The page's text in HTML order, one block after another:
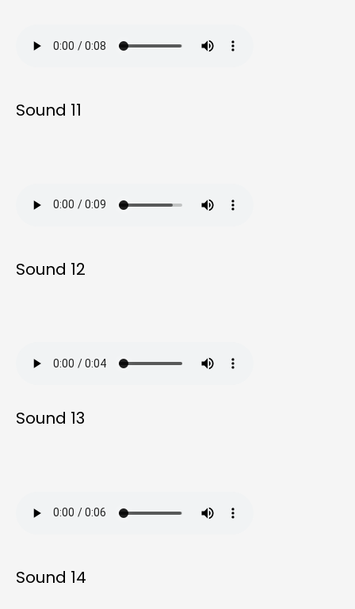
Sound 11
Sound 12
Sound 13
Sound 14